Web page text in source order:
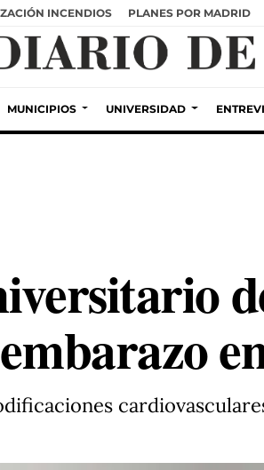
INCENDIOS PLANES POR MADRID
MUNICIPIOS UNIVERSIDAD